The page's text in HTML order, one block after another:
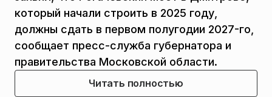
который начали строить в 2025 году,
должны сдать в первом полугодии 2027-го,
сообщает пресс-служба губернатора и
правительства Московской области.
Читать полностью